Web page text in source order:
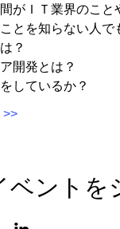
がＩＴ業界のこと
ことを知らない人
？
開発とは？
しているか？
>>
ベントを